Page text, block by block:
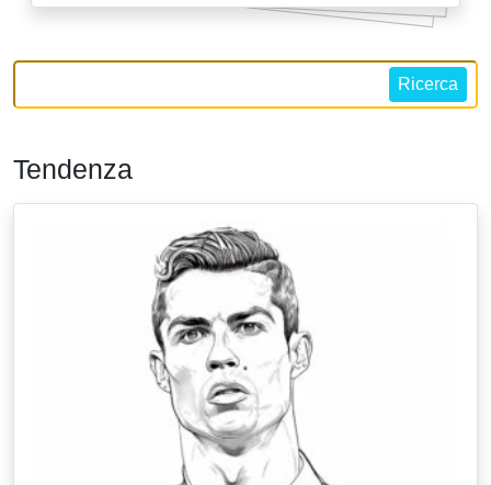
Ricerca
Tendenza